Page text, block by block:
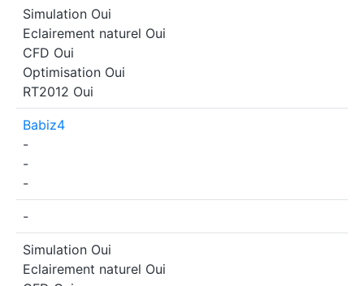
Simulation Oui
Eclairement naturel Oui
CFD Oui
Optimisation Oui
RT2012 Oui
Babiz4
-
-
-
-
Simulation Oui
Eclairement naturel Oui